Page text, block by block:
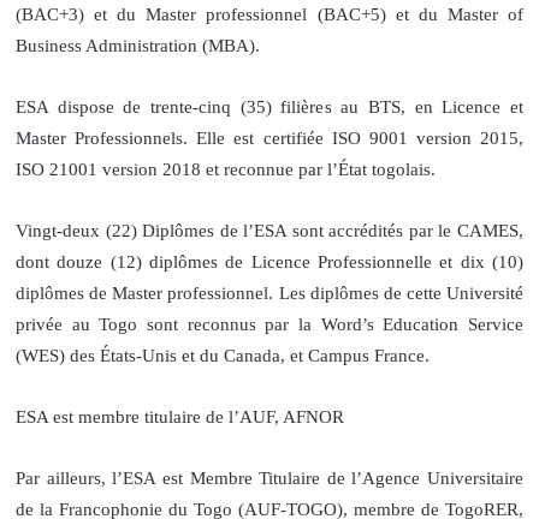
(BAC+3) et du Master professionnel (BAC+5) et du Master of
Business Administration (MBA).
ESA dispose de trente-cinq (35) filières au BTS, en Licence et
Master Professionnels. Elle est certifiée ISO 9001 version 2015,
ISO 21001 version 2018 et reconnue par l’État togolais.
Vingt-deux (22) Diplômes de l’ESA sont accrédités par le CAMES,
dont douze (12) diplômes de Licence Professionnelle et dix (10)
diplômes de Master professionnel. Les diplômes de cette Université
privée au Togo sont reconnus par la Word’s Education Service
(WES) des États-Unis et du Canada, et Campus France.
ESA est membre titulaire de l’AUF, AFNOR
Par ailleurs, l’ESA est Membre Titulaire de l’Agence Universitaire
de la Francophonie du Togo (AUF-TOGO), membre de TogoRER,